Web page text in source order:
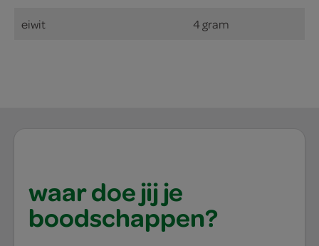
eiwit 4 gram
waar doe jij je
boodschappen?